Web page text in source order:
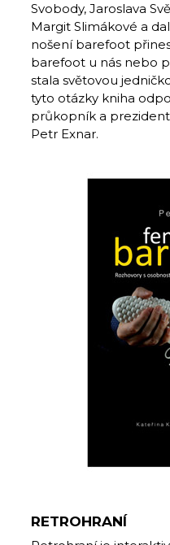
Svobody, Jaroslava
Margit Slimákové a
nošení barefoot
barefoot u nás nebo
stala světovou
tyto otázky kniha
průkopník a
Petr Exnar.
RETROHRANÍ